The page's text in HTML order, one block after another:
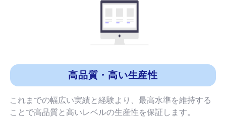
高品質・高い生産性
これまでの幅広い実績と経験より、最高水準を維持する
ことで高品質と高いレベルの生産性を保証します。